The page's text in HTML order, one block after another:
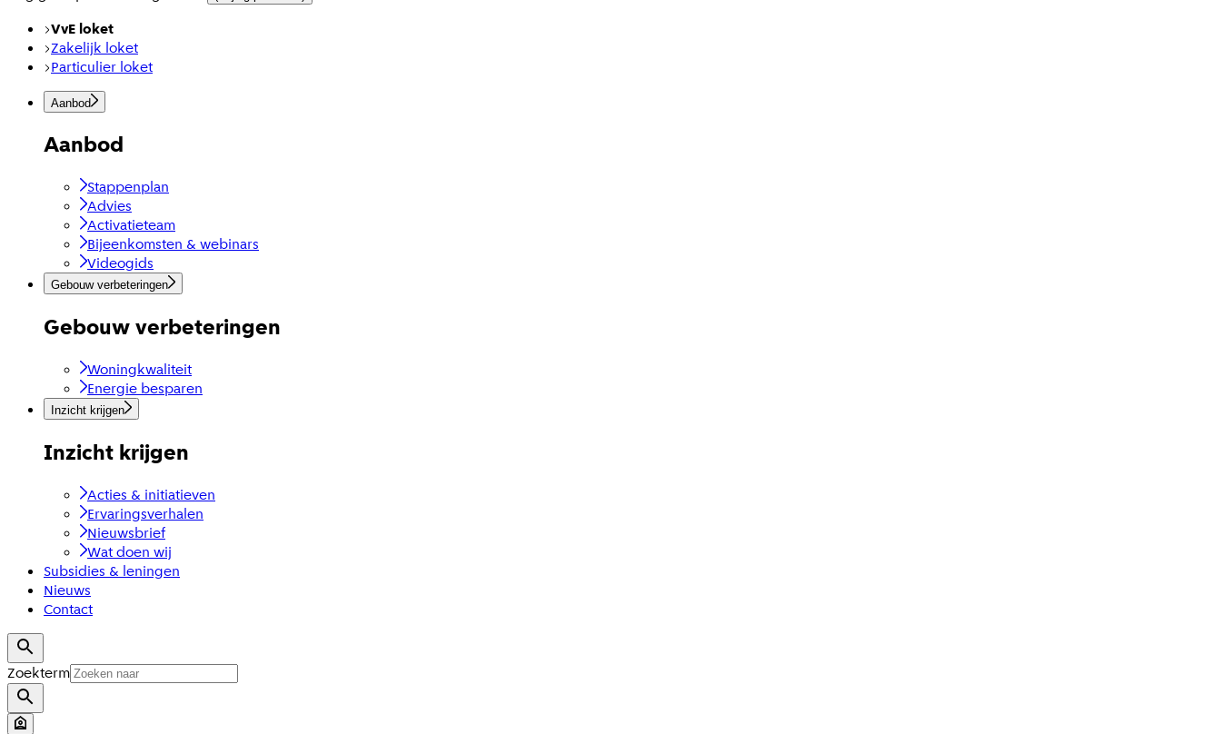
VvE loket
Zakelijk loket
Particulier loket
Aanbod
Aanbod
Stappenplan
Advies
Activatieteam
Bijeenkomsten & webinars
Videogids
Gebouw verbeteringen
Gebouw verbeteringen
Woningkwaliteit
Energie besparen
Inzicht krijgen
Inzicht krijgen
Acties & initiatieven
Ervaringsverhalen
Nieuwsbrief
Wat doen wij
Subsidies & leningen
Nieuws
Contact
Zoekterm